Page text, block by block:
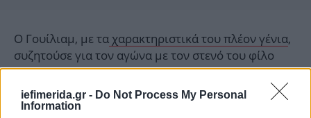
iefimerida.gr - Do Not Process My Personal
Information
Ο Γουίλιαμ, με τα χαρακτηριστικά του πλέον γένια,
συζητούσε για τον αγώνα με τον στενό του φίλο
Τόμας φαν Στράουμπενζι, ένθερμο οπαδό της
ομάδας αλλά και νονό της πριγκίπισσας Σαρλότ.